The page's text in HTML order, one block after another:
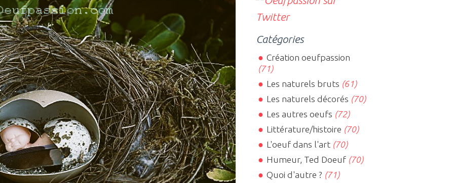
Catégories
Création oeufpassion
(71)
Les naturels bruts (61)
Les naturels décorés (70)
Les autres oeufs (72)
Littérature/histoire (70)
L'oeuf dans l'art(70)
Humeur, Ted Doeuf(70)
Quoi d'autre ? (71)